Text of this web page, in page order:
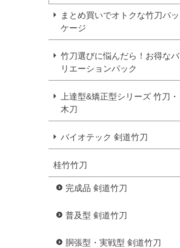
まとめ買いでオトクな竹刀パッ
ケージ
竹刀選びに悩んだら！お得なバ
リエーションパック
上達型&矯正型シリーズ 竹刀・
木刀
バイオテック 剣道竹刀
桂竹竹刀
完成品 剣道竹刀
普及型 剣道竹刀
胴張型・実戦型 剣道竹刀